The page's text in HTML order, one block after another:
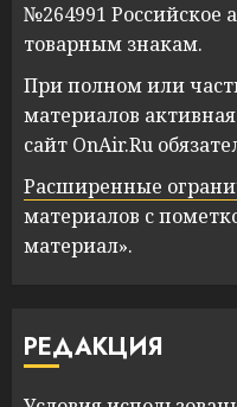
№264991 Российское
товарным знакам.
При полном или
материалов
сайт OnAir.Ru
Расширенные
материалов с
материал».
РЕДАКЦИЯ